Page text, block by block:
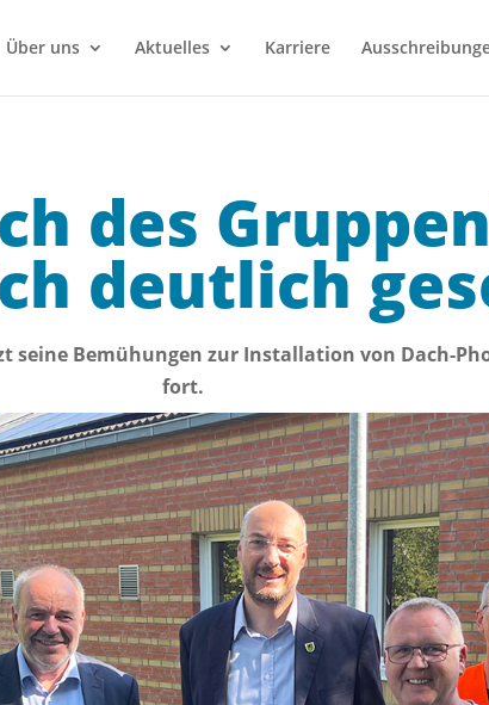
Über uns Aktuelles Karriere
des
deutlich
seine Bemühungen zur Installation von Dach-
fort.